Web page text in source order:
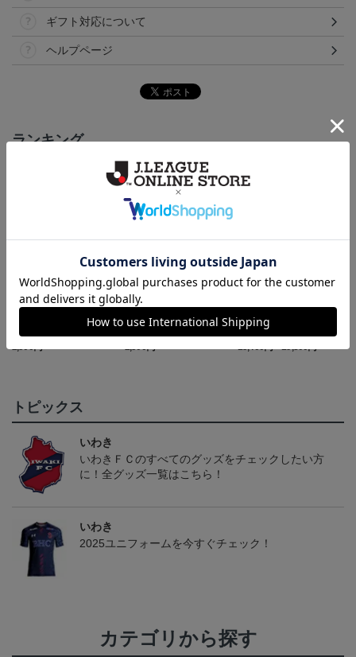
ギフト対応について
ヘルプページ
ランキング
2,500円
NEW
2,500円
いわきFC 2026/27 1st レ
15,400円～19,800円
トピックス
いわき
いわきＦＣのすべてのグッズをチェックしたい方
に！全グッズ一覧はこちら！
いわき
2025ユニフォームを今すぐチェック！
カテゴリから探す